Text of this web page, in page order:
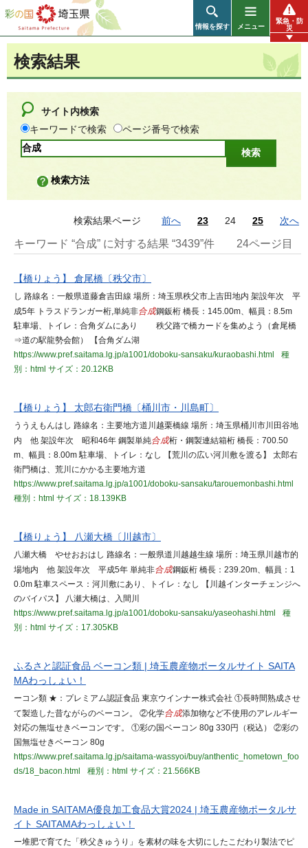
彩の国 埼玉県
情報を探す メニュー
緊急・防
災
検索結果
サイト内検索
キーワードで検索
ページ番号で検索
検索方法
検索結果ページ 前へ 23 24 25 次へ
キーワード “合成” に対する結果 “3439”件 24ページ目
【橋りょう】 倉尾橋〔秩父市〕
し 路線名：一般県道藤倉吉田線 場所：埼玉県秩父市上吉田地内 架設年次 平
成5年 トラスドランガー桁,単純非合成鋼鈑桁 橋長：145.00m、幅員：8.5m
駐車場、トイレ：合角ダムにあり 秩父路で橋カードを集めよう（倉尾橋
⇒道の駅龍勢会館） 【合角ダム湖
https://www.pref.saitama.lg.jp/a1001/doboku-sansaku/kuraobashi.html
種
別：html サイズ：20.12KB
【橋りょう】 太郎右衛門橋〔桶川市・川島町〕
ううえもんはし 路線名：主要地方道川越栗橋線 場所：埼玉県桶川市川田谷地
内 他 架設年次 昭和46年 鋼製単純合成桁・鋼製連結箱桁 橋長：700.50
m、幅員：8.00m 駐車場、トイレ：なし 【荒川の広い河川敷を渡る】 太郎右
衛門橋は、荒川にかかる主要地方道
https://www.pref.saitama.lg.jp/a1001/doboku-sansaku/tarouemonbashi.html
種別：html サイズ：18.139KB
【橋りょう】 八瀬大橋〔川越市〕
八瀬大橋 やせおおはし 路線名：一般県道川越越生線 場所：埼玉県川越市的
場地内 他 架設年次 平成5年 単純非合成鋼鈑桁 橋長：239.20m、幅員：1
0.0m 駐車スペース：河川敷にあり、トイレ：なし 【川越インターチェンジへ
のバイパス】 八瀬大橋は、入間川
https://www.pref.saitama.lg.jp/a1001/doboku-sansaku/yaseohashi.html
種
別：html サイズ：17.305KB
ふるさと認証食品 ベーコン類 | 埼玉農産物ポータルサイト SAITA
MAわっしょい！
ーコン類 ★：プレミアム認証食品 東京ウインナー株式会社 ①長時間熟成させ
て製造した昔ながらのベーコン。 ②化学合成添加物など不使用のアレルギー
対応の無塩せきベーコンです。 ①彩の国ベーコン 80g 330円（税込） ②彩の
国無塩せきベーコン 80g
https://www.pref.saitama.lg.jp/saitama-wassyoi/buy/anthentic_hometown_foo
ds/18_bacon.html
種別：html サイズ：21.566KB
Made in SAITAMA優良加工食品大賞2024 | 埼玉農産物ポータルサ
イト SAITAMAわっしょい！
ー堆肥で育てた「秩父きゅうり」を素材の味を大切にしたこだわり製法でピ